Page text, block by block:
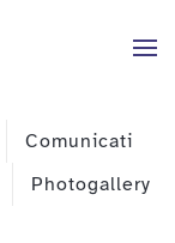
Comunicati
Photogallery